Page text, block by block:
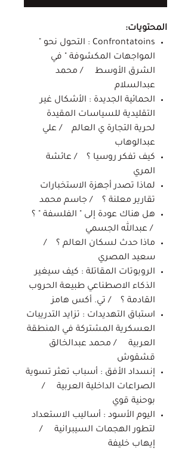
المحتويات:
Confrontatoins : التحول نحو "
المواجهات المكشوفة " في
الشرق الأوسط / محمد
عبدالسلام
الحمائية الجديدة : الأشكال غير
التقليدية للسياسات المقيدة
لحرية التجارة ي العالم / علي
عبدالوهاب
كيف تفكر روسيا ؟ / عائشة
المري
لماذا تصدر أجهزة الاستخبارات
تقارير معلنة ؟ / جاسم محمد
هل هناك عودة إلى " الفلسفة " ؟
/ عبدالله الجسمي
ماذا حدث لسكان العالم ؟ /
سعيد المصري
الروبوتات المقاتلة : كيف سيغير
الذكاء الاصطناعي طبيعة الحروب
القادمة ؟ / تي. أكس هامز
استباق التهديدات : تزايد التدريبات
العسكرية المشتركة في المنطقة
العربية / محمد عبدالخالق
قشقوش
إنسداد الأفق : أسباب تعثر تسوية
الصراعات الداخلية العربية /
بوحنية قوي
اليوم الأسود : أساليب الاستعداد
لتطور الهجمات السيبرانية /
إيهاب خليفة